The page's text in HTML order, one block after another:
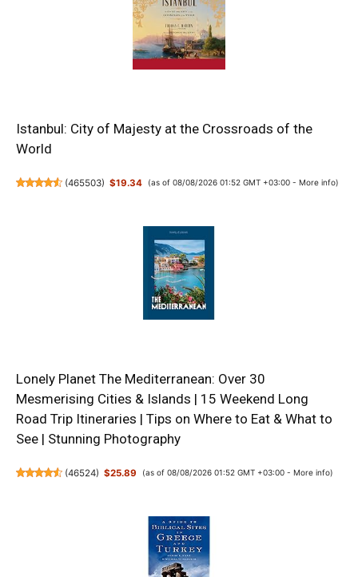
Istanbul: City of Majesty at the Crossroads of the
World
(465503) $19.34 (as of 08/08/2026 01:52 GMT +03:00 - More info)
Lonely Planet The Mediterranean: Over 30
Mesmerising Cities & Islands | 15 Weekend Long
Road Trip Itineraries | Tips on Where to Eat & What to
See | Stunning Photography
(46524) $25.89 (as of 08/08/2026 01:52 GMT +03:00 - More info)